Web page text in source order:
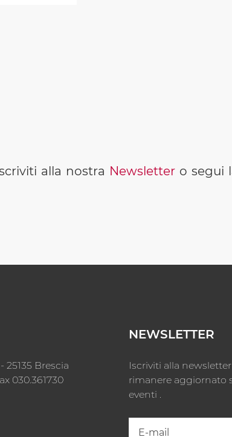
alla nostra Newsletter o segui
25135 Brescia
030.361730
NEWSLETTER
Iscriviti alla
rimanere aggiornato
eventi .